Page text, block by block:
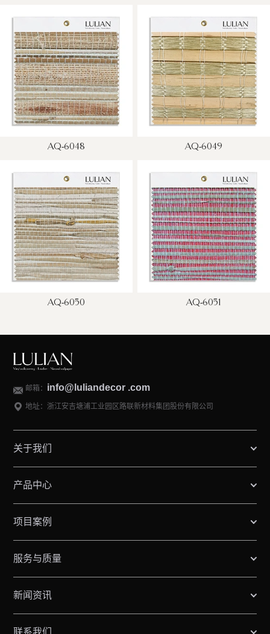
AQ-6048 AQ-6049
AQ-6050 AQ-6051
邮箱： info@luliandecor .com
地址：浙江安吉塘浦工业园区路联新材料集团股份有限公司
关于我们
产品中心
项目案例
服务与质量
新闻资讯